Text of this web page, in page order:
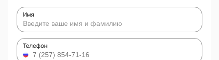
Имя
Телефон